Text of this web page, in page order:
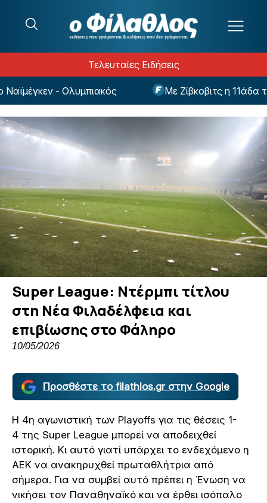
Τελευταίες Ειδήσεις
- Ολυμπιακός Με Ζίβκοβιτς η 11άδα
Super League: Ντέρμπι τίτλου
στη Νέα Φιλαδέλφεια και
επιβίωσης στο Φάληρο
10/05/2026
Προσθέστε το filathlos.gr στην Google
Η 4η αγωνιστική των Playoffs για τις θέσεις 1-
4 της Super League μπορεί να αποδειχθεί
ιστορική. Κι αυτό γιατί υπάρχει το ενδεχόμενο η
ΑΕΚ να ανακηρυχθεί πρωταθλήτρια από
σήμερα. Για να συμβεί αυτό πρέπει η Ένωση να
νικήσει τον Παναθηναϊκό και να έρθει ισόπαλο